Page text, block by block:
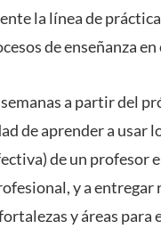
la línea de
de enseñanza en
a partir del
de aprender a usar
de un
y a
y áreas